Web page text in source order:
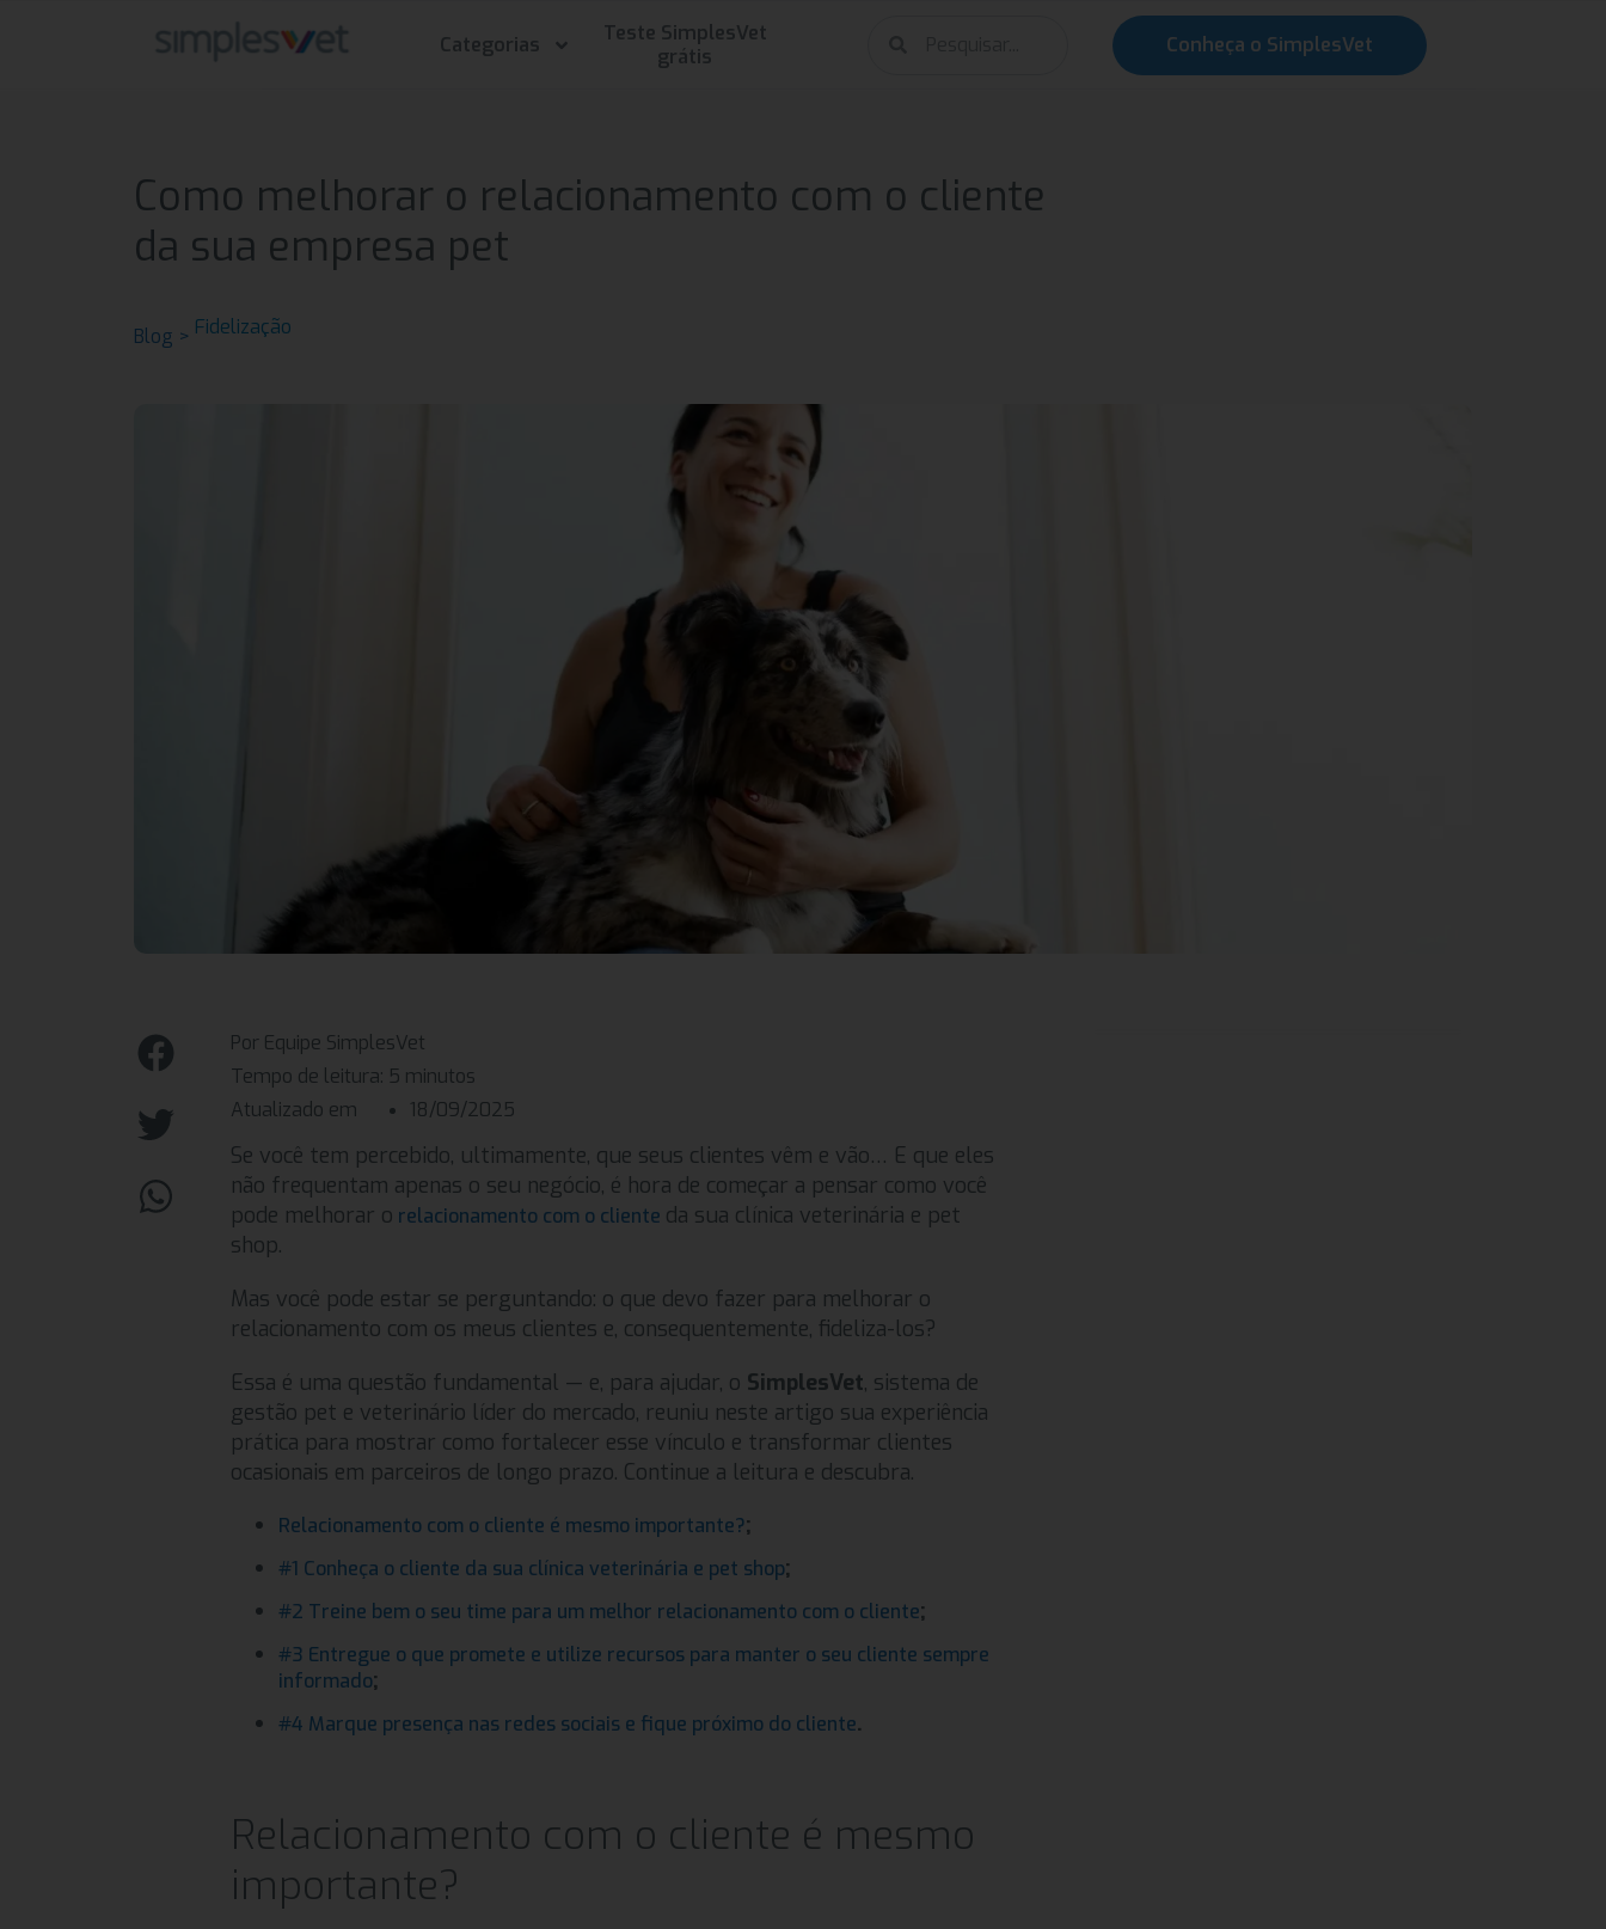
Categorias
Teste SimplesVet
grátis
Conheça o SimplesVet
Como melhorar o relacionamento com o cliente
da sua empresa pet
Blog > Fidelização
Por Equipe SimplesVet
Tempo de leitura: 5 minutos
Atualizado em
18/09/2025
Se você tem percebido, ultimamente, que seus clientes vêm e vão… E que eles
não frequentam apenas o seu negócio, é hora de começar a pensar como você
pode melhorar o relacionamento com o cliente da sua clínica veterinária e pet
shop.
Mas você pode estar se perguntando: o que devo fazer para melhorar o
relacionamento com os meus clientes e, consequentemente, fideliza-los?
Essa é uma questão fundamental — e, para ajudar, o SimplesVet, sistema de
gestão pet e veterinário líder do mercado, reuniu neste artigo sua experiência
prática para mostrar como fortalecer esse vínculo e transformar clientes
ocasionais em parceiros de longo prazo. Continue a leitura e descubra.
Relacionamento com o cliente é mesmo importante?;
#1 Conheça o cliente da sua clínica veterinária e pet shop;
#2 Treine bem o seu time para um melhor relacionamento com o cliente;
#3 Entregue o que promete e utilize recursos para manter o seu cliente sempre
informado;
#4 Marque presença nas redes sociais e fique próximo do cliente.
Relacionamento com o cliente é mesmo
importante?